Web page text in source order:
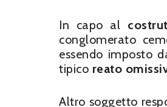
In capo al
conglomerato
essendo imposto
tipico reato
Altro soggetto